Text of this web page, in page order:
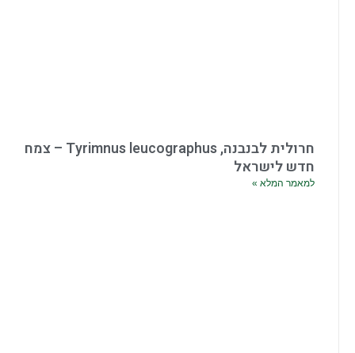
חרולית לבנבנה, Tyrimnus leucographus – צמח
חדש לישראל
למאמר המלא »